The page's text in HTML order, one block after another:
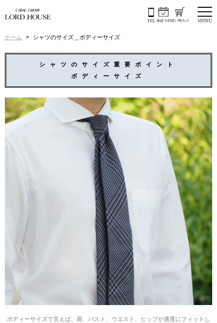
ホーム シャツのサイズ＿ボディーサイズ
シャツのサイズ重要ポイント
ボディーサイズ
ボディーサイズで言えば、肩、バスト、ウエスト、ヒップが適度にフィットし